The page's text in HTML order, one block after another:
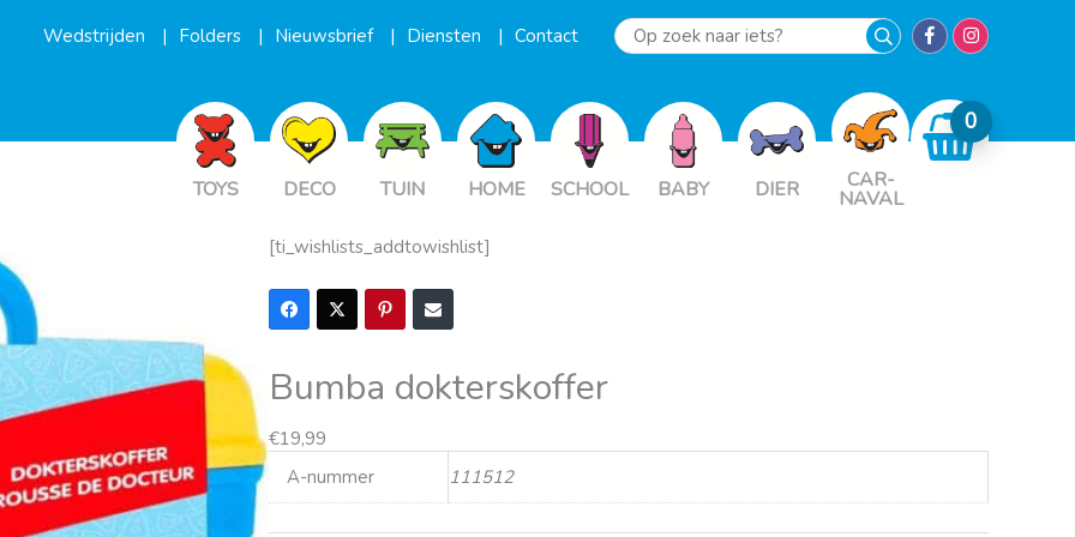
Wedstrijden Folders Nieuwsbrief Diensten Contact
Op
iets?
TOYS DECO TUIN HOME SCHOOL BABY DIER CAR-
NAVAL
[ti_wishlists_addtowishlist]
Bumba dokterskoffer
€19,99
A-nummer
111512